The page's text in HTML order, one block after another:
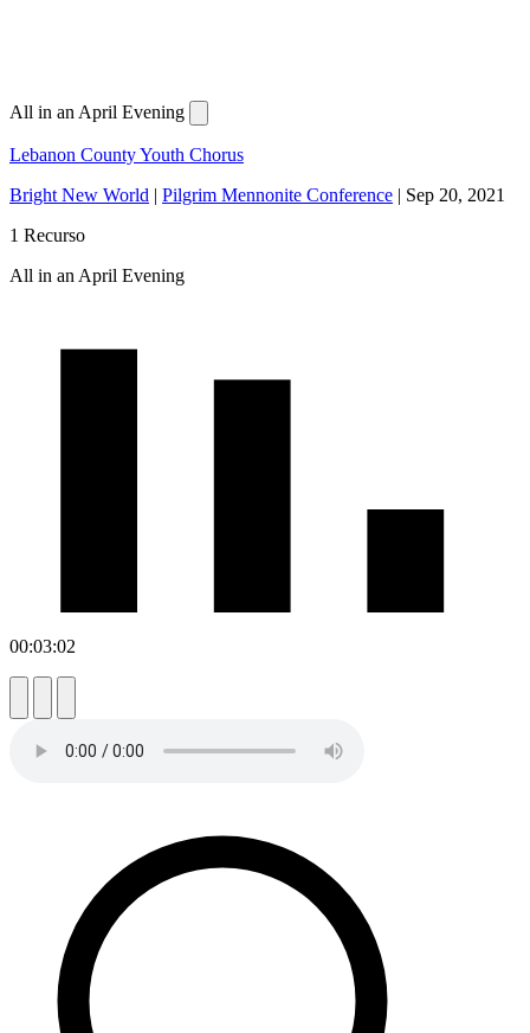
All in an April Evening
Lebanon County Youth Chorus
Bright New World | Pilgrim Mennonite Conference | Sep 20, 2021
1 Recurso
All in an April Evening
00:03:02